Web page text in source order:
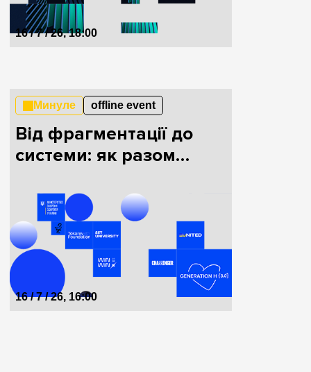
16 / 7 / 26, 18:00
Минуле offline event
Від фрагментації до
системи: як разом
Україні
16 / 7 / 26, 16:00